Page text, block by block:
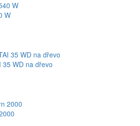
W
35 WD na dřevo